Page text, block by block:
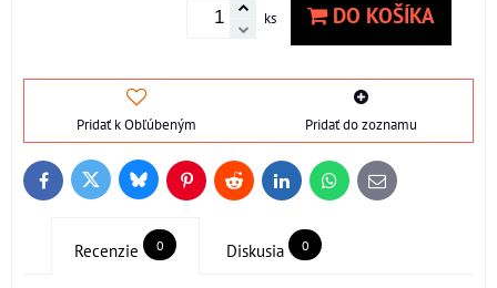
ks DO KOŠÍKA
Pridať k Obľúbeným Pridať do zoznamu
FacebookTwitter BlueskyPinterestReddit LinkedInWhatsApp
E-
mail
Recenzie 0 Diskusia 0